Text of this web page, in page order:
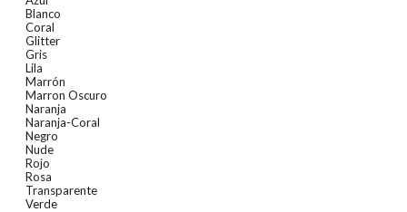
Blanco
Coral
Glitter
Gris
Lila
Marrón
Marron Oscuro
Naranja
Naranja-Coral
Negro
Nude
Rojo
Rosa
Transparente
Verde